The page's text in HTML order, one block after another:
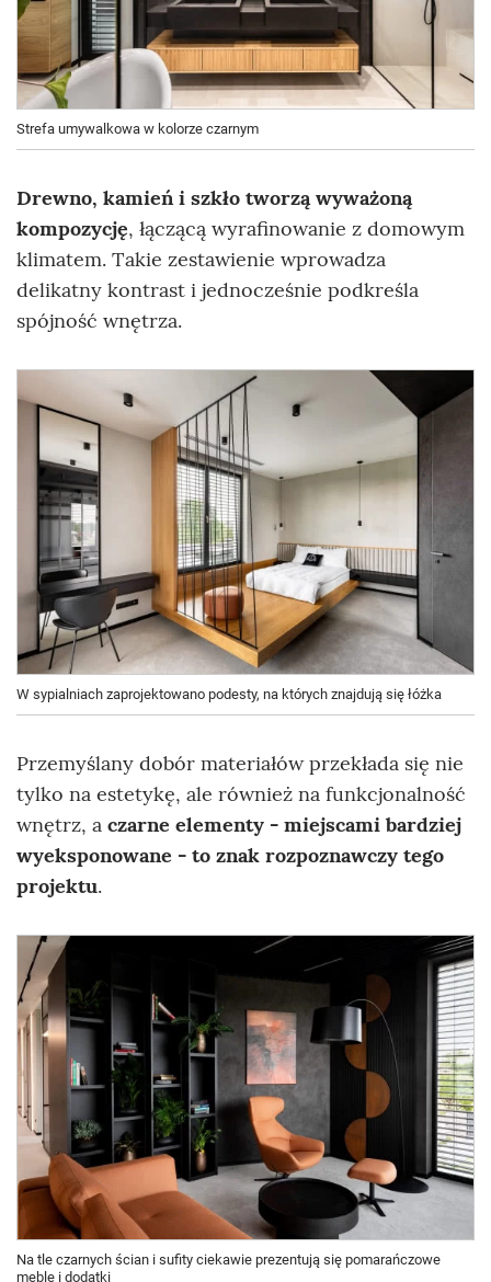
Strefa umywalkowa w kolorze czarnym
Drewno, kamień i szkło tworzą wyważoną
kompozycję, łączącą wyrafinowanie z domowym
klimatem. Takie zestawienie wprowadza
delikatny kontrast i jednocześnie podkreśla
spójność wnętrza.
W sypialniach zaprojektowano podesty, na których znajdują się łóżka
Przemyślany dobór materiałów przekłada się nie
tylko na estetykę, ale również na funkcjonalność
wnętrz, a czarne elementy - miejscami bardziej
wyeksponowane - to znak rozpoznawczy tego
projektu.
Na tle czarnych ścian i sufity ciekawie prezentują się pomarańczowe
meble i dodatki